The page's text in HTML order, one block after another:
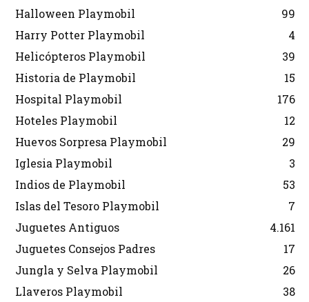
Halloween Playmobil
99
Harry Potter Playmobil
4
Helicópteros Playmobil
39
Historia de Playmobil
15
Hospital Playmobil
176
Hoteles Playmobil
12
Huevos Sorpresa Playmobil
29
Iglesia Playmobil
3
Indios de Playmobil
53
Islas del Tesoro Playmobil
7
Juguetes Antiguos
4.161
Juguetes Consejos Padres
17
Jungla y Selva Playmobil
26
Llaveros Playmobil
38